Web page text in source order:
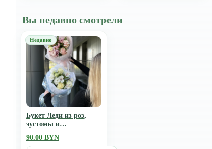
Вы недавно смотрели
Букет Леди из роз,
эустомы и
90.00 BYN